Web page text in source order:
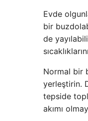
Evde
bir
de
Normal bir
yerleştirin.
tepside
akımı